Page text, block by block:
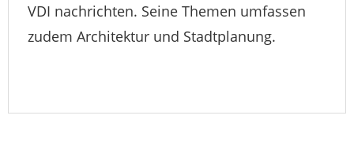
VDI nachrichten. Seine Themen umfassen
zudem Architektur und Stadtplanung.